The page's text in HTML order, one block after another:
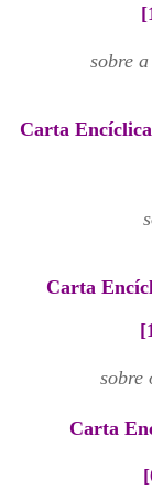
sobre
Carta Encíclica
Carta
sobre
Carta